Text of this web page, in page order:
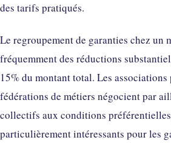
des tarifs pratiqués.
Le regroupement de garanties chez un
fréquemment des réductions
15% du montant total. Les
fédérations de métiers négocient par
collectifs aux conditions
particulièrement intéressants pour les